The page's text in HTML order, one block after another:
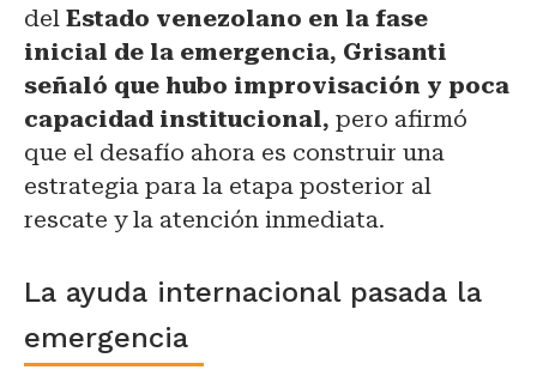
del Estado venezolano en la fase
inicial de la emergencia, Grisanti
señaló que hubo improvisación y poca
capacidad institucional, pero afirmó
que el desafío ahora es construir una
estrategia para la etapa posterior al
rescate y la atención inmediata.
La ayuda internacional pasada la
emergencia